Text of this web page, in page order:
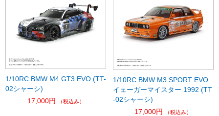
1/10RC BMW M4 GT3 EVO (TT-
02シャーシ)
17,000円
（税込み）
1/10RC BMW M3 SPORT EVO
イェーガーマイスター 1992 (TT
-02シャーシ)
17,000円
（税込み）